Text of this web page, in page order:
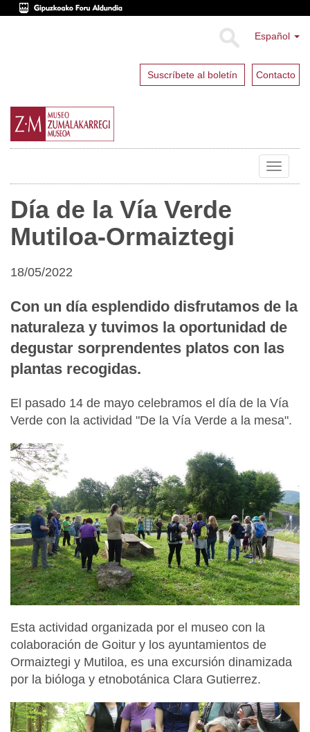
Español
Suscríbete al boletín Contacto
Toggle
Día de la Vía Verde
Mutiloa-Ormaiztegi
18/05/2022
Con un día esplendido disfrutamos de la
naturaleza y tuvimos la oportunidad de
degustar sorprendentes platos con las
plantas recogidas.
El pasado 14 de mayo celebramos el día de la Vía
Verde con la actividad "De la Vía Verde a la mesa".
Esta actividad organizada por el museo con la
colaboración de Goitur y los ayuntamientos de
Ormaiztegi y Mutiloa, es una excursión dinamizada
por la bióloga y etnobotánica Clara Gutierrez.